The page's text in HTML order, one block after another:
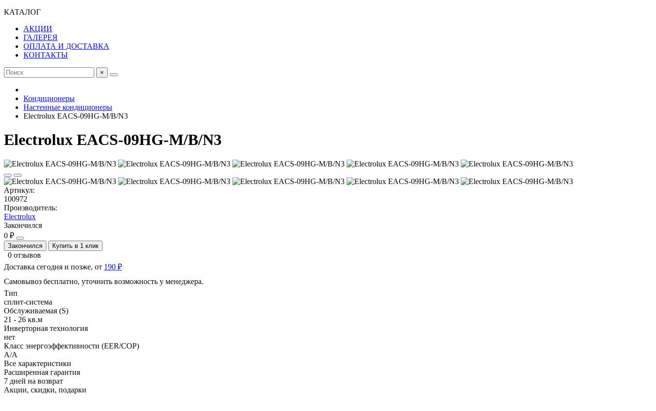
КАТАЛОГ
АКЦИИ
ГАЛЕРЕЯ
ОПЛАТА И ДОСТАВКА
КОНТАКТЫ
×
Кондиционеры
Настенные кондиционеры
Electrolux EACS-09HG-M/B/N3
Electrolux EACS-09HG-M/B/N3
Артикул:
100972
Производитель:
Electrolux
Закончился
0 ₽
Закончился Купить в 1 клик
0 отзывов
Доставка сегодня и позже, от 190 ₽
Самовывоз бесплатно, уточнить возможность у менеджера.
Тип
сплит-система
Обслуживаемая (S)
21 - 26 кв.м
Инверторная технология
нет
Класс энергоэффективности (EER/COP)
A/A
Все характеристики
Расширенная гарантия
7 дней на возврат
Акции, скидки, подарки